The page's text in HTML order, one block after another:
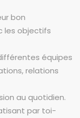
bon
les objectifs
équipes
relations
au quotidien.
par toi-